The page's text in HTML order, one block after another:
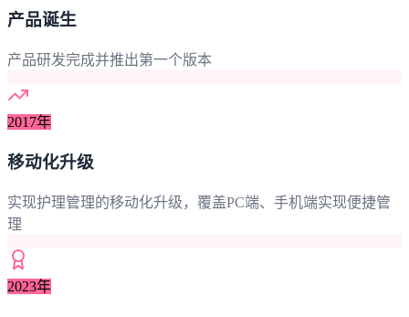
产品诞生
产品研发完成并推出第一个版本
2017年
移动化升级
实现护理管理的移动化升级，覆盖PC端、手机端实现便捷管
理
2023年